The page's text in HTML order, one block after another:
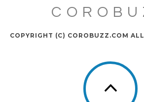
COPYRIGHT (C) COROBUZZ.COM